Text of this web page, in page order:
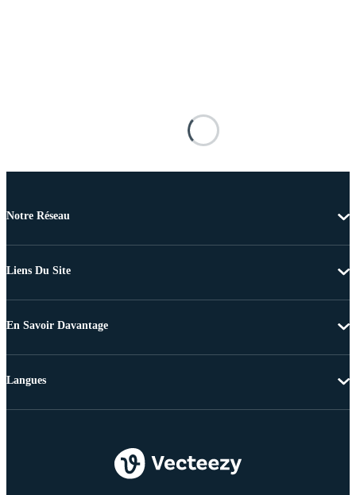
Notre Réseau
Liens Du Site
En Savoir Davantage
Langues